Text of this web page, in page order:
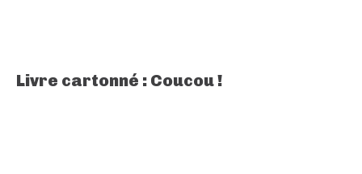
Livre cartonné : Coucou !